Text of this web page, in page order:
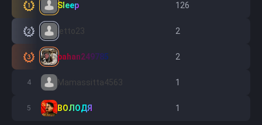
1 Sleep 126
2 letto23 2
3 pahan249785 2
4 Mamassitta4563 1
5 ВОЛОДЯ 1